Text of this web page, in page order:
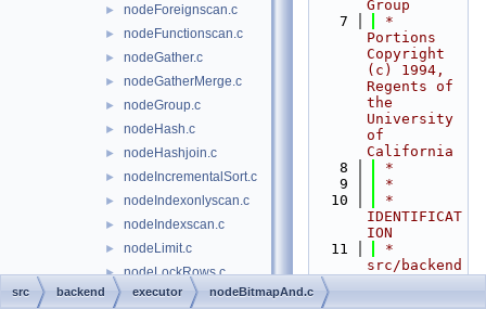
► nodeForeignscan.c
► nodeFunctionscan.c
► nodeGather.c
► nodeGatherMerge.c
► nodeGroup.c
► nodeHash.c
► nodeHashjoin.c
► nodeIncrementalSort.c
► nodeIndexonlyscan.c
► nodeIndexscan.c
► nodeLimit.c
► nodeLockRows.c
nodeMaterial.c
Group
    7
*
Portions
Copyright
(c) 1994,
Regents of
the
University
of
California
    8
*
    9
*
   10
*
IDENTIFICAT
ION
   11
*
src/backend
src backend executor nodeBitmapAnd.c